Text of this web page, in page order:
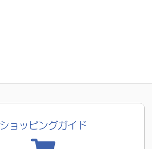
ショッピングガイド